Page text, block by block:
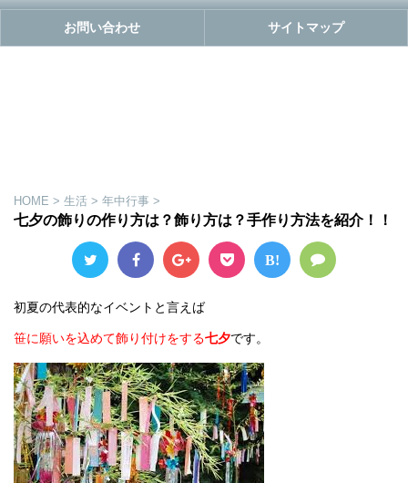
お問い合わせ サイトマップ
HOME > 生活 > 年中行事 >
七夕の飾りの作り方は？飾り方は？手作り方法を紹介！！
B!
初夏の代表的なイベントと言えば
笹に願いを込めて飾り付けをする七夕です。